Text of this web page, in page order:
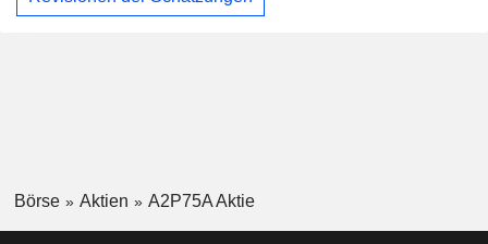
Börse Aktien A2P75A Aktie